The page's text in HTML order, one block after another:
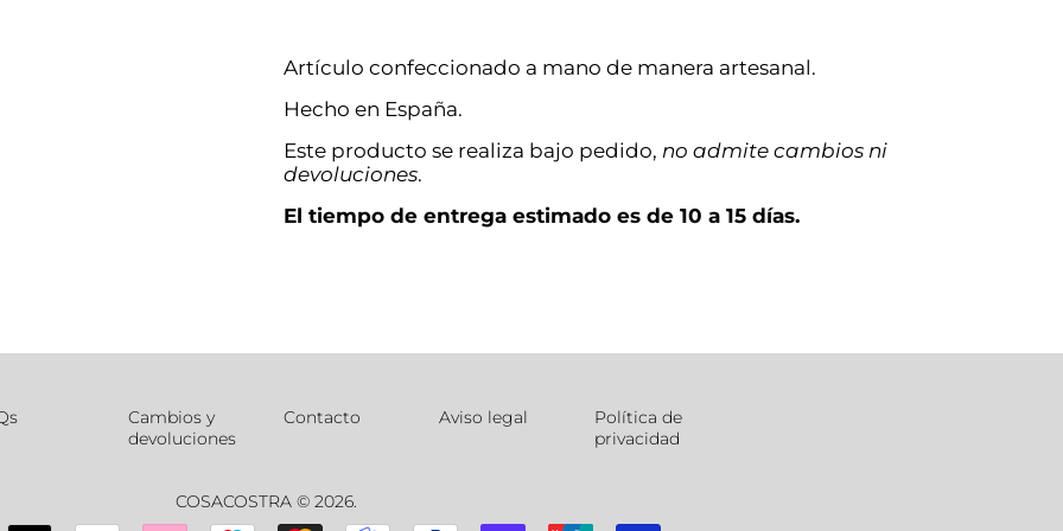
Artículo confeccionado a mano de manera artesanal.
Hecho en España.
Este producto se realiza bajo pedido, no admite cambios ni
devoluciones.
El tiempo de entrega estimado es de 10 a 15 días.
Cambios y
devoluciones
Contacto Aviso legal
Política de
privacidad
COSACOSTRA© 2026.